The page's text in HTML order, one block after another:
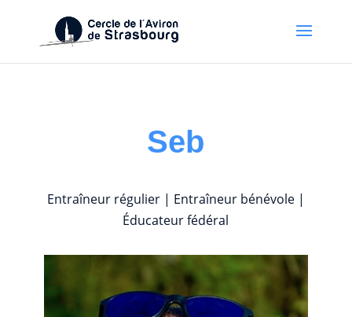
Seb
Entraîneur régulier | Entraîneur bénévole |
Éducateur fédéral